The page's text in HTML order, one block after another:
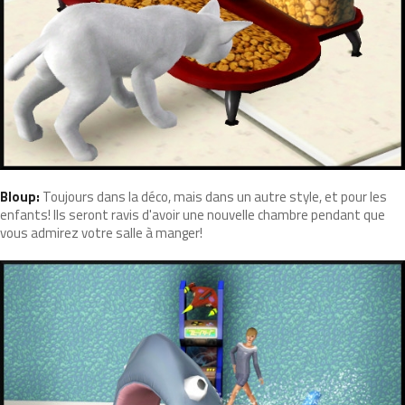
Bloup: Toujours dans la déco, mais dans un autre style, et pour les
enfants! Ils seront ravis d'avoir une nouvelle chambre pendant que
vous admirez votre salle à manger!